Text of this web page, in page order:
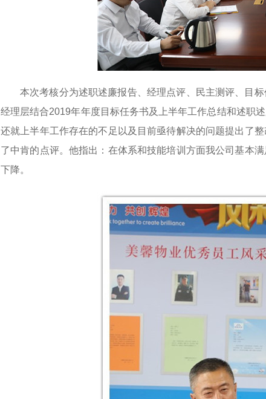
本次考核分为述职述廉报告、经理点评、民主测评、目
经理层结合2019年年度目标任务书及上半年工作总结和述职
还就上半年工作存在的不足以及目前亟待解决的问题提出了
了中肯的点评。他指出：在体系和技能培训方面我公司基本
下降。